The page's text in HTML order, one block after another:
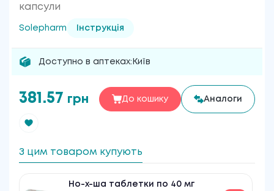
капсули
Solepharm Інструкція
Доступно в аптеках: Київ
381.57 грн До кошику Аналоги
З цим товаром купують
Но-х-ша таблетки по 40 мг